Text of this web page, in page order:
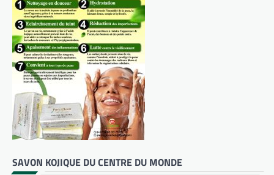
SAVON KOJIQUE DU CENTRE DU MONDE